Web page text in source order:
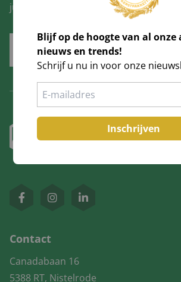
jubileum korting op uw volgende
Contact
Canadabaan 16
5388 RT, Nistelrode
Blijf op de hoogte van al onze
nieuws en trends!
Schrijf u nu in voor onze
Inschrijven